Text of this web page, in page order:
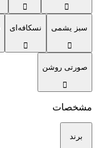
سبز یشمی نسکافه‌ای
صورتی روشن
مشخصات
برند